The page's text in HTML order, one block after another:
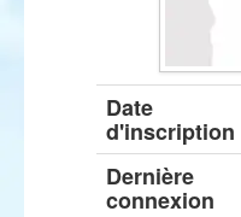
Date
d'inscription
Dernière
connexion